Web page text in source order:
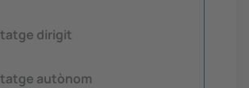
dirigit
autònom